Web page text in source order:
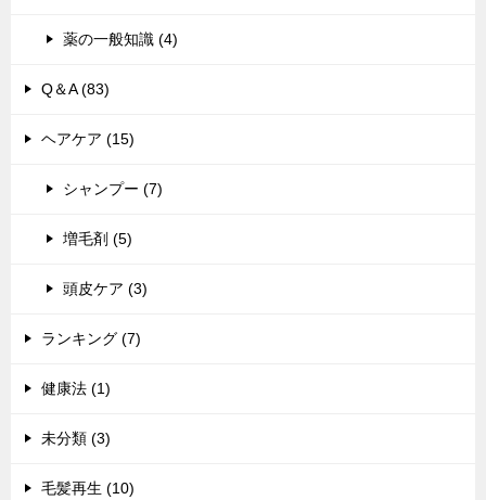
薬の一般知識 (4)
Q＆A (83)
ヘアケア (15)
シャンプー (7)
増毛剤 (5)
頭皮ケア (3)
ランキング (7)
健康法 (1)
未分類 (3)
毛髪再生 (10)